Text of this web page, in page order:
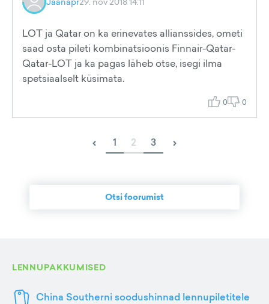
LOT ja Qatar on ka erinevates allianssides, ometi
saad osta pileti kombinatsioonis Finnair-Qatar-
Qatar-LOT ja ka pagas läheb otse, isegi ilma
spetsiaalselt küsimata.
0 0
‹ 1 2 3 ›
Otsi foorumist
LENNUPAKKUMISED
China Southerni soodushinnad lennupiletitele